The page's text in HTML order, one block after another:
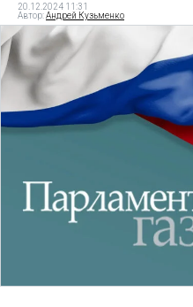
20.12.2024 11:31
Автор:Андрей Кузьменко